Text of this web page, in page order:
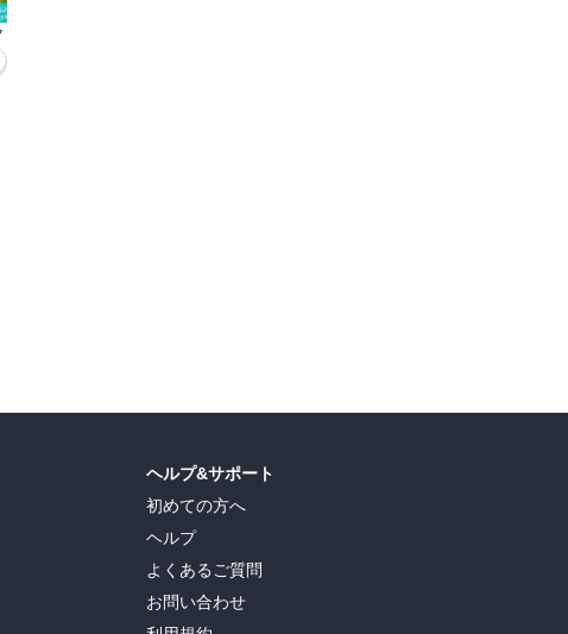
ヘルプ&サポート
初めての方へ
ヘルプ
よくあるご質問
お問い合わせ